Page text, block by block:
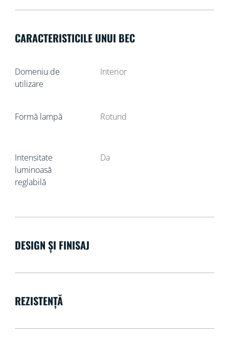
CARACTERISTICILE UNUI BEC
Domeniu de
utilizare
Interior
Formă lampă Rotund
Intensitate
luminoasă
reglabilă
Da
DESIGN ȘI FINISAJ
REZISTENȚĂ